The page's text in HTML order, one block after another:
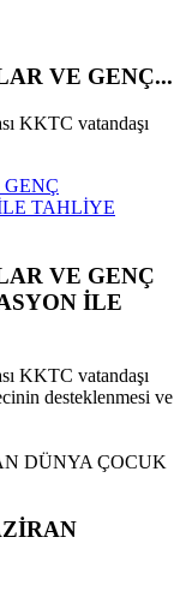
VE GENÇ...
KKTC vatandaşı
TAHLİYE
VE GENÇ
İLE
KKTC vatandaşı
desteklenmesi ve